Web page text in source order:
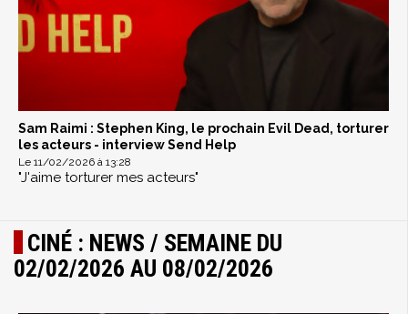
Sam Raimi : Stephen King, le prochain Evil Dead, torturer
les acteurs - interview Send Help
Le 11/02/2026 à 13:28
"J'aime torturer mes acteurs"
CINÉ : NEWS / SEMAINE DU
02/02/2026 AU 08/02/2026